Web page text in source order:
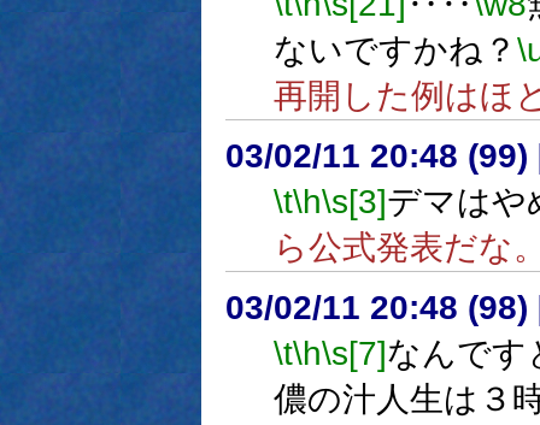
ないですかね？
再開した例はほ
03/02/11 20:48 (99)
\t\h\s[3]デマはや
ら公式発表だな
03/02/11 20:48 (98)
\t\h\s[7]なんで
儂の汁人生は３